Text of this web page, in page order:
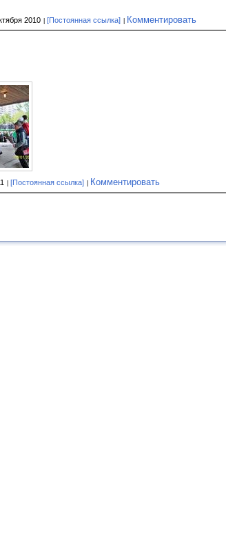
2010 [Постоянная ссылка] Комментировать
[Постоянная ссылка] Комментировать